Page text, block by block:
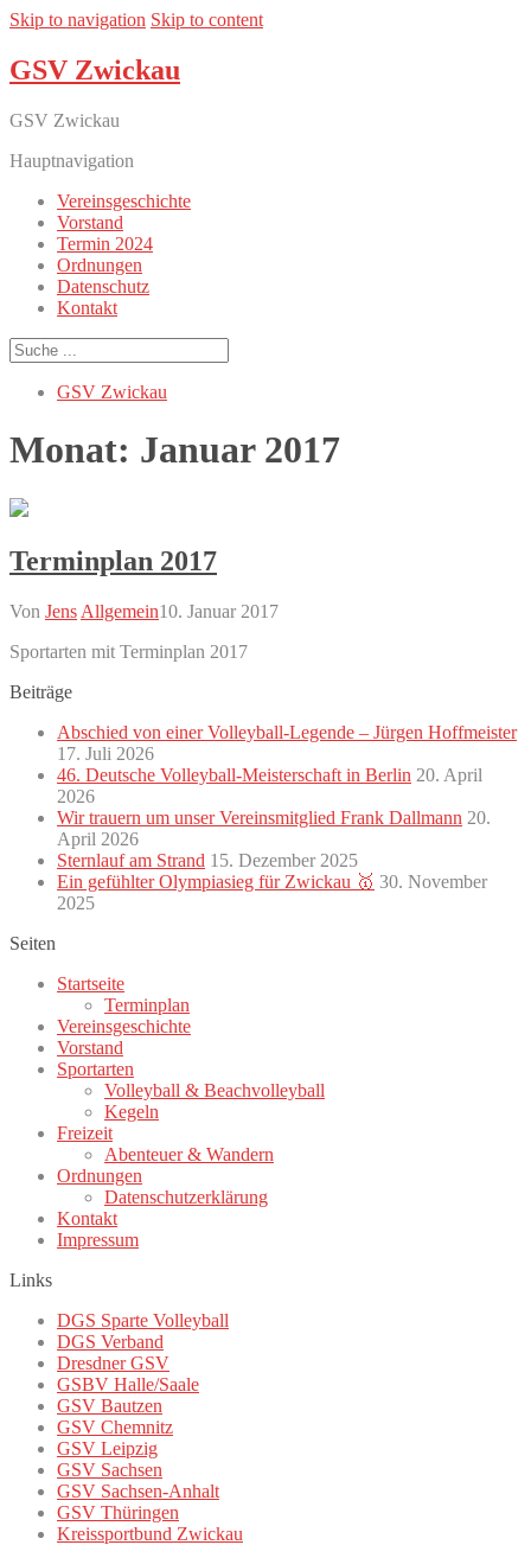
Skip to navigation Skip to content
GSV Zwickau
GSV Zwickau
Hauptnavigation
Vereinsgeschichte
Vorstand
Termin 2024
Ordnungen
Datenschutz
Kontakt
GSV Zwickau
Monat: Januar 2017
Terminplan 2017
Von Jens Allgemein10. Januar 2017
Sportarten mit Terminplan 2017
Beiträge
Abschied von einer Volleyball-Legende – Jürgen Hoffmeister
17. Juli 2026
46. Deutsche Volleyball-Meisterschaft in Berlin 20. April
2026
Wir trauern um unser Vereinsmitglied Frank Dallmann 20.
April 2026
Sternlauf am Strand 15. Dezember 2025
Ein gefühlter Olympiasieg für Zwickau 🥇 30. November
2025
Seiten
Startseite
Terminplan
Vereinsgeschichte
Vorstand
Sportarten
Volleyball & Beachvolleyball
Kegeln
Freizeit
Abenteuer & Wandern
Ordnungen
Datenschutzerklärung
Kontakt
Impressum
Links
DGS Sparte Volleyball
DGS Verband
Dresdner GSV
GSBV Halle/Saale
GSV Bautzen
GSV Chemnitz
GSV Leipzig
GSV Sachsen
GSV Sachsen-Anhalt
GSV Thüringen
Kreissportbund Zwickau